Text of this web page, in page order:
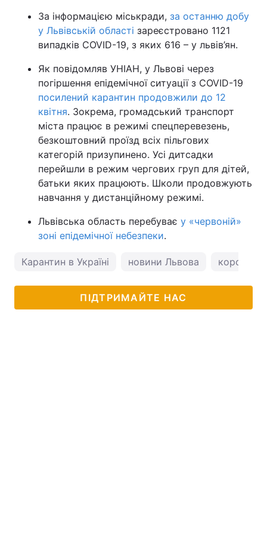
За інформацією міськради, за останню добу
у Львівській області зареєстровано 1121
випадків COVID-19, з яких 616 – у львів’ян.
Як повідомляв УНІАН, у Львові через
погіршення епідемічної ситуації з COVID-19
посилений карантин продовжили до 12
квітня. Зокрема, громадський транспорт
міста працює в режимі спецперевезень,
безкоштовний проїзд всіх пільгових
категорій призупинено. Усі дитсадки
перейшли в режим чергових груп для дітей,
батьки яких працюють. Школи продовжують
навчання у дистанційному режимі.
Львівська область перебуває у «червоній»
зоні епідемічної небезпеки.
Карантин в Україні новини Львова
ПІДТРИМАЙТЕ НАС